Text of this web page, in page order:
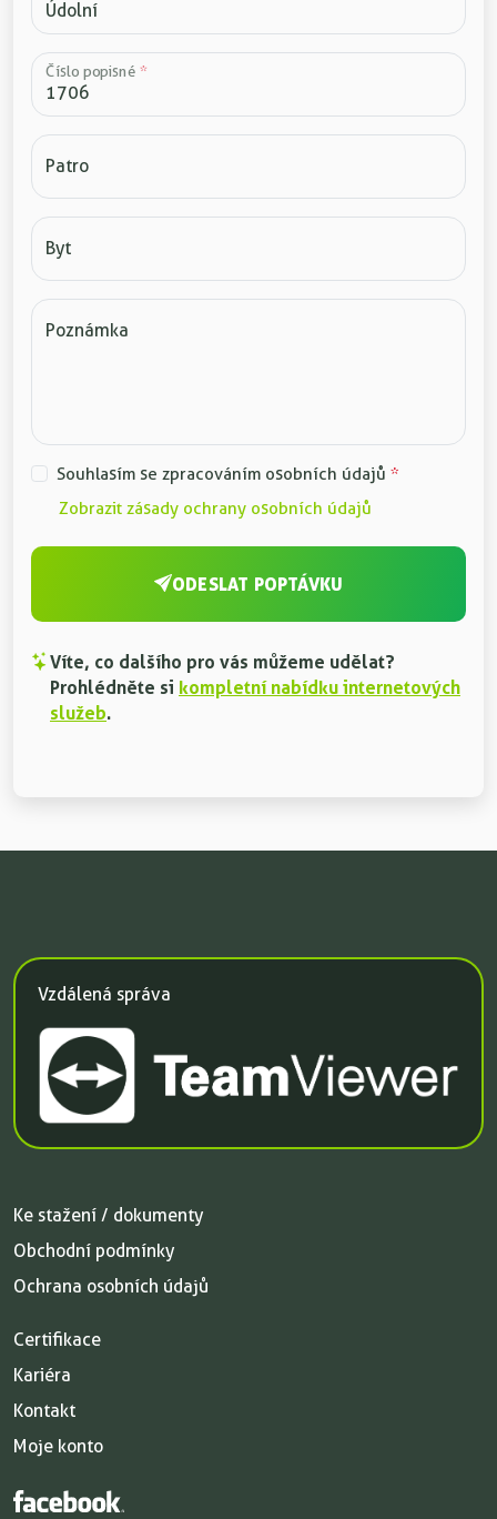
Číslo popisné*
Patro
Byt
Poznámka
Souhlasím se zpracováním osobních údajů *
Zobrazit zásady ochrany osobních údajů
ODESLAT POPTÁVKU
Víte, co dalšího pro vás můžeme udělat?
Prohlédněte si kompletní nabídku internetových
služeb.
Vzdálená správa
Ke stažení / dokumenty
Obchodní podmínky
Ochrana osobních údajů
Certifikace
Kariéra
Kontakt
Moje konto